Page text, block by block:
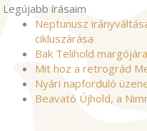
Legújabb írásaim
Neptunusz
cikluszárása
Bak Telihold margójára
Mit hoz a retrográd
Nyári napforduló
Beavató Újhold, a